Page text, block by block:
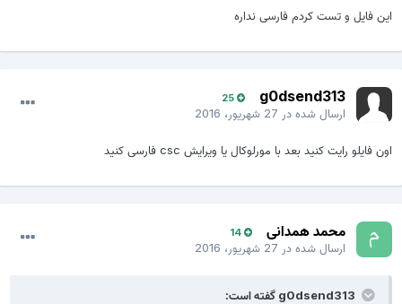
این فایل و تست کردم فارسی نداره
g0dsend313
25
ارسال شده در27 شهریور، 2016
اون فایلو رایت کنید بعد با مورلوکال یا ویرایش csc فارسی کنید
محمد همدانی 14
ارسال شده در27 شهریور، 2016
g0dsend313 گفته است: